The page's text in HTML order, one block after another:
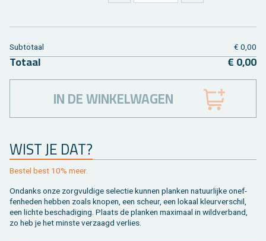
WIST JE DAT?
Be­stel best 10% meer.
On­danks onze zorg­vul­di­ge se­lec­tie kun­nen plan­ken na­tuur­lij­ke on­ef­
fen­he­den heb­ben zoals kno­pen, een scheur, een lo­kaal kleur­ver­schil,
een lich­te be­scha­di­ging. Plaats de plan­ken maxi­maal in wild­ver­band,
zo heb je het min­ste ver­zaagd ver­lies.
Sub­to­taal € 0,00
To­taal € 0,00
IN DE WINKELWAGEN